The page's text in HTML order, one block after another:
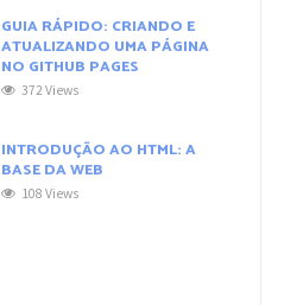
GUIA RÁPIDO: CRIANDO E
ATUALIZANDO UMA PÁGINA
NO GITHUB PAGES
372 Views
INTRODUÇÃO AO HTML: A
BASE DA WEB
108 Views